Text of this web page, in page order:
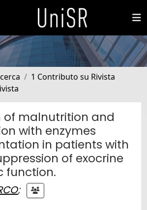
1 Contributo su Rivista
of malnutrition and
with enzymes
in patients with
of exocrine
function.
;